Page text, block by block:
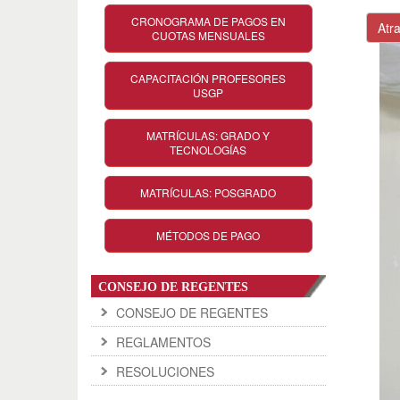
CRONOGRAMA DE PAGOS EN
CUOTAS MENSUALES
CAPACITACIÓN PROFESORES
USGP
MATRÍCULAS: GRADO Y
TECNOLOGÍAS
MATRÍCULAS: POSGRADO
MÉTODOS DE PAGO
CONSEJO DE REGENTES
CONSEJO DE REGENTES
REGLAMENTOS
RESOLUCIONES